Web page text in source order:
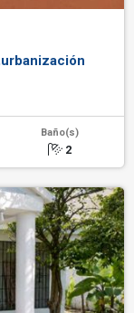
Baño(s)
2